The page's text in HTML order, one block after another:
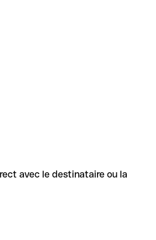
avec le destinataire ou la